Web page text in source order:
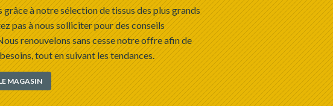
grâce à notre sélection de tissus des plus grands
pas à nous solliciter pour des conseils
renouvelons sans cesse notre offre afin de
tout en suivant les tendances.
MAGASIN